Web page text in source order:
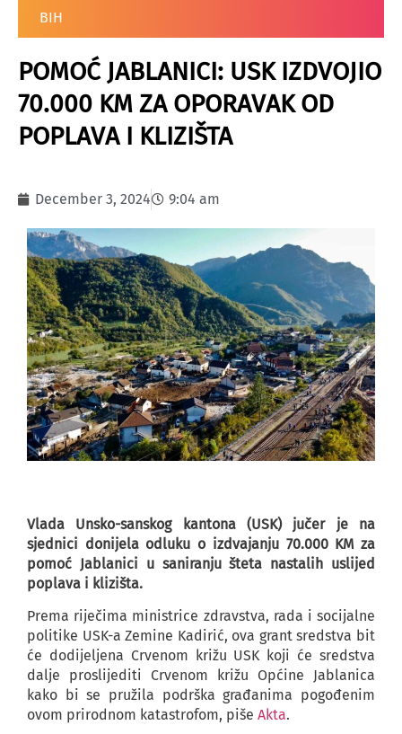
BIH
POMOĆ JABLANICI: USK IZDVOJIO
70.000 KM ZA OPORAVAK OD
POPLAVA I KLIZIŠTA
December 3, 2024 9:04 am
Vlada Unsko-sanskog kantona (USK) jučer je na
sjednici donijela odluku o izdvajanju 70.000 KM za
pomoć Jablanici u saniranju šteta nastalih uslijed
poplava i klizišta.
Prema riječima ministrice zdravstva, rada i socijalne
politike USK-a Zemine Kadirić, ova grant sredstva bit
će dodijeljena Crvenom križu USK koji će sredstva
dalje proslijediti Crvenom križu Općine Jablanica
kako bi se pružila podrška građanima pogođenim
ovom prirodnom katastrofom, piše Akta.